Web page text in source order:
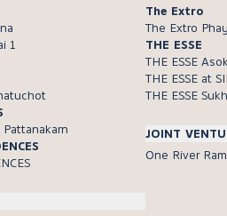
1
Pattanakarn
The Extro
The Extro
THE ESSE
THE ESSE
THE ESSE at
THE ESSE
JOINT
One River